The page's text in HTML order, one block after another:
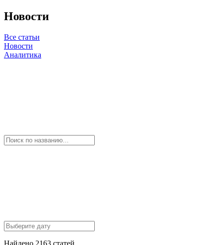
Новости
Все статьи
Новости
Аналитика
Найдено 2163 статей